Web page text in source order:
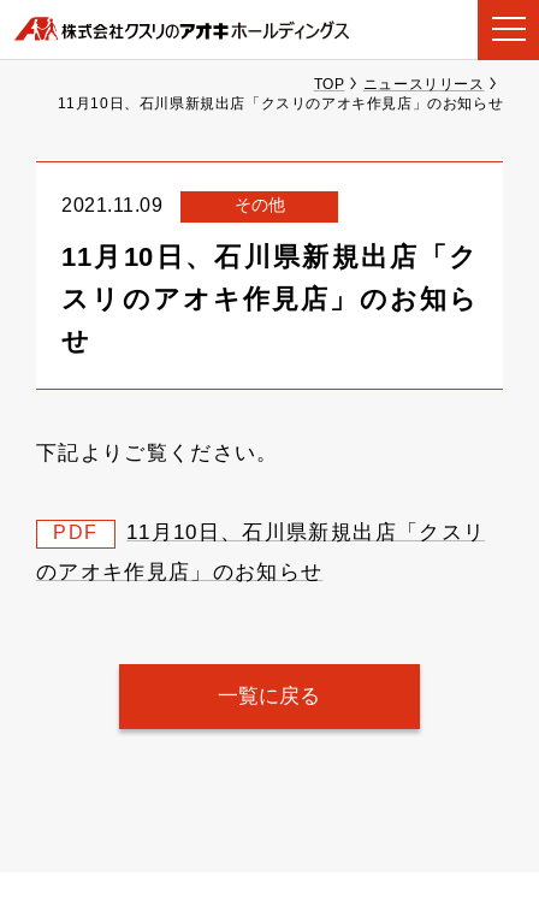
TOP
ニュースリリース
11月10日、石川県新規出店「クスリのアオキ作見店」のお知らせ
2021.11.09 その他
11月10日、石川県新規出店「ク
スリのアオキ作見店」のお知ら
せ
下記よりご覧ください。
PDF
11月10日、石川県新規出店「クスリ
のアオキ作見店」のお知らせ
一覧に戻る